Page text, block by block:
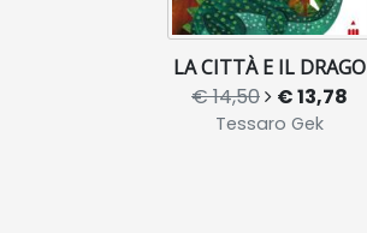
LA CITTÀ E IL DRAGO
€ 14,50 € 13,78
Tessaro Gek